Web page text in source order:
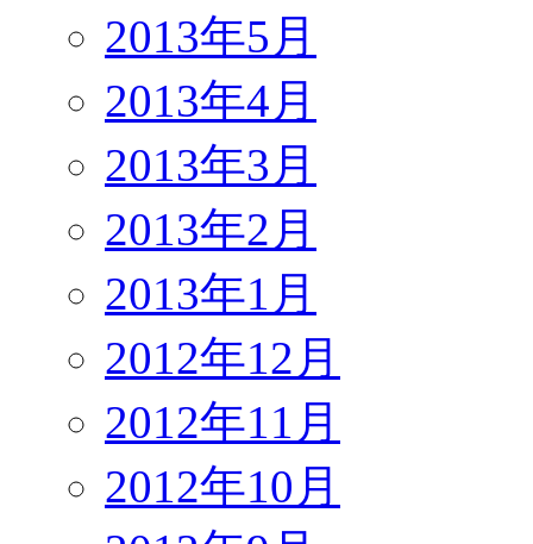
2013年5月
2013年4月
2013年3月
2013年2月
2013年1月
2012年12月
2012年11月
2012年10月